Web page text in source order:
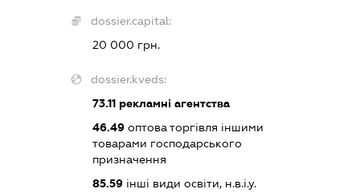
dossier.capital:
20 000 грн.
dossier.kveds:
73.11рекламні агентства
46.49оптова торгівля іншими
товарами господарського
призначення
85.59інші види освіти, н.в.і.у.